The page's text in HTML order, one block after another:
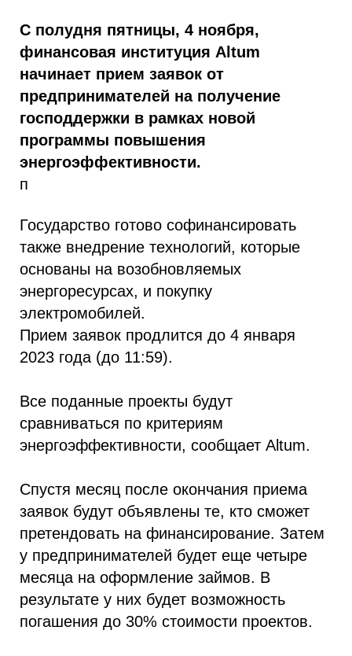
С полудня пятницы, 4 ноября,
финансовая институция Altum
начинает прием заявок от
предпринимателей на получение
господдержки в рамках новой
программы повышения
энергоэффективности.
п
Государство готово софинансировать
также внедрение технологий, которые
основаны на возобновляемых
энергоресурсах, и покупку
электромобилей.
Прием заявок продлится до 4 января
2023 года (до 11:59).
Все поданные проекты будут
сравниваться по критериям
энергоэффективности, сообщает Altum.
Спустя месяц после окончания приема
заявок будут объявлены те, кто сможет
претендовать на финансирование. Затем
у предпринимателей будет еще четыре
месяца на оформление займов. В
результате у них будет возможность
погашения до 30% стоимости проектов.